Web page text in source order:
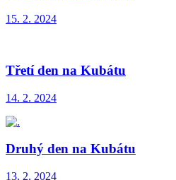
15. 2. 2024
Třetí den na Kubátu
14. 2. 2024
Druhý den na Kubátu
13. 2. 2024